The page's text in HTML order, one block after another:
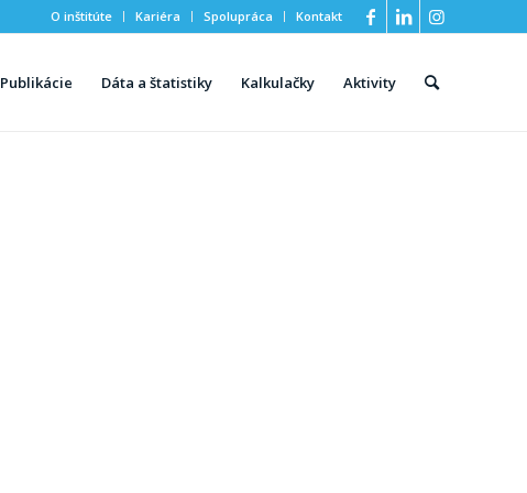
O inštitúte Kariéra Spolupráca Kontakt
Publikácie Dáta a štatistiky Kalkulačky Aktivity